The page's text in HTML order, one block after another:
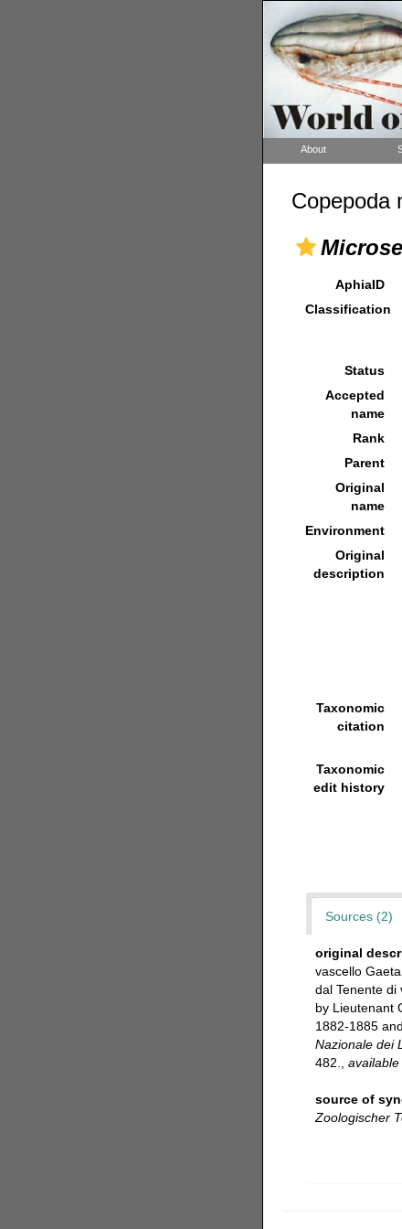
About
Copepoda
AphiaID
Classification
Status
Accepted
name
Rank
Parent
Original
name
Environment
Original
description
Taxonomic
citation
Taxonomic
edit history
Sources (2)
original
vascello
dal Tenente di
by Lieutenant
1882-1885
Nazionale dei
482.
source of
Zoologischer